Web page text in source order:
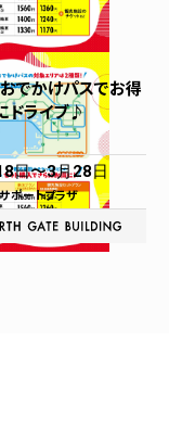
でかけパスでお得
ドライブ♪
日 3月28日
サポートプラザ